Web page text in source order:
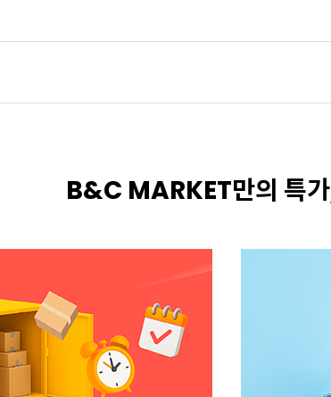
B&C MARKET만의 특